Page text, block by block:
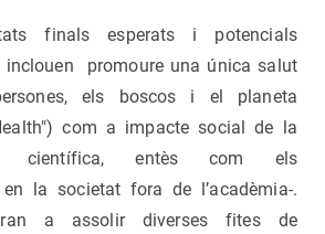
finals esperats i potencials
inclouen promoure una única salut
els boscos i el planeta
com a impacte social de la
científica, entès com els
la societat fora de l’acadèmia-.
a assolir diverses fites de